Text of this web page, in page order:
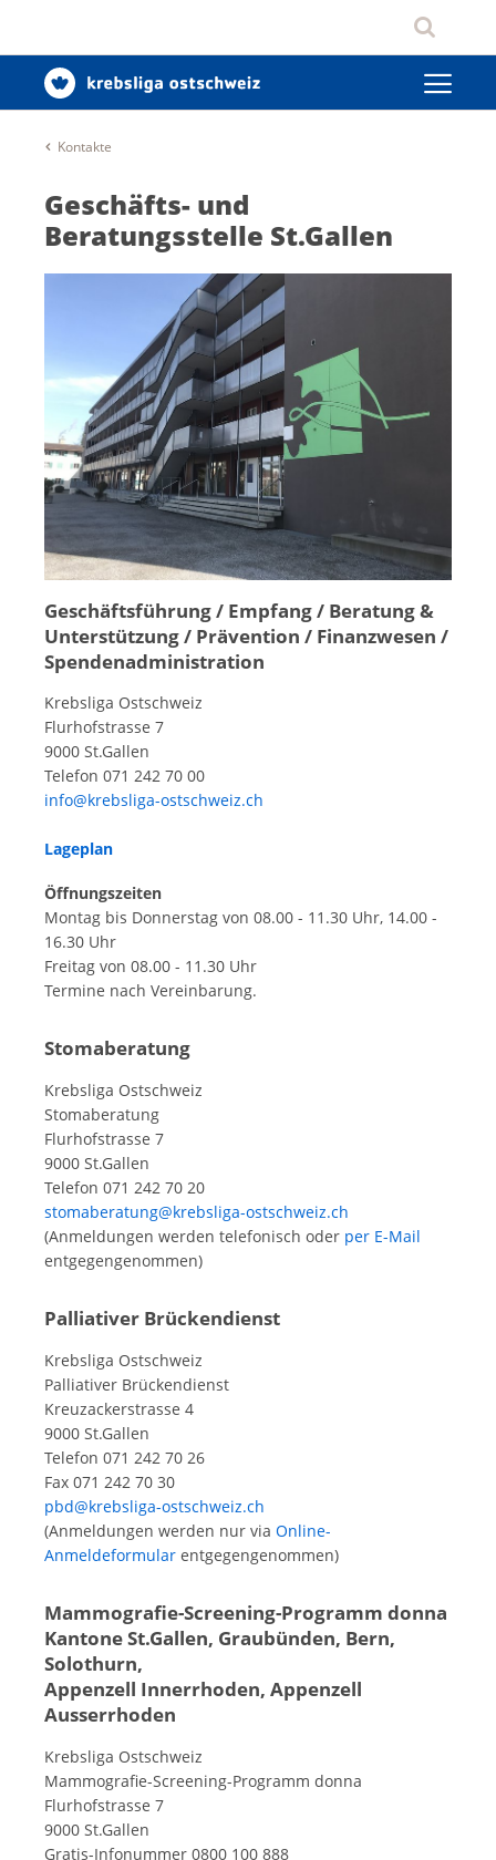
Kontakte
Geschäfts- und
Beratungsstelle St.Gallen
Geschäftsführung / Empfang / Beratung &
Unterstützung / Prävention / Finanzwesen /
Spendenadministration
Krebsliga Ostschweiz
Flurhofstrasse 7
9000 St.Gallen
Telefon 071 242 70 00
info@krebsliga-ostschweiz.ch
Lageplan
Öffnungszeiten
Montag bis Donnerstag von 08.00 - 11.30 Uhr, 14.00 -
16.30 Uhr
Freitag von 08.00 - 11.30 Uhr
Termine nach Vereinbarung.
Stomaberatung
Krebsliga Ostschweiz
Stomaberatung
Flurhofstrasse 7
9000 St.Gallen
Telefon 071 242 70 20
stomaberatung@krebsliga-ostschweiz.ch
(Anmeldungen werden telefonisch oder per E-Mail
entgegengenommen)
Palliativer Brückendienst
Krebsliga Ostschweiz
Palliativer Brückendienst
Kreuzackerstrasse 4
9000 St.Gallen
Telefon 071 242 70 26
Fax 071 242 70 30
pbd@krebsliga-ostschweiz.ch
(Anmeldungen werden nur via Online-
Anmeldeformular entgegengenommen)
Mammografie-Screening-Programm donna
Kantone St.Gallen, Graubünden, Bern,
Solothurn,
Appenzell Innerrhoden, Appenzell
Ausserrhoden
Krebsliga Ostschweiz
Mammografie-Screening-Programm donna
Flurhofstrasse 7
9000 St.Gallen
Gratis-Infonummer 0800 100 888